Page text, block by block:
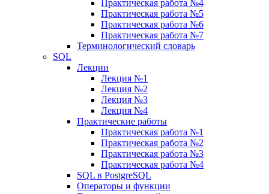
Практическая работа №4
Практическая работа №5
Практическая работа №6
Практическая работа №7
Терминологический словарь
SQL
Лекции
Лекция №1
Лекция №2
Лекция №3
Лекция №4
Практические работы
Практическая работа №1
Практическая работа №2
Практическая работа №3
Практическая работа №4
SQL в PostgreSQL
Операторы и функции